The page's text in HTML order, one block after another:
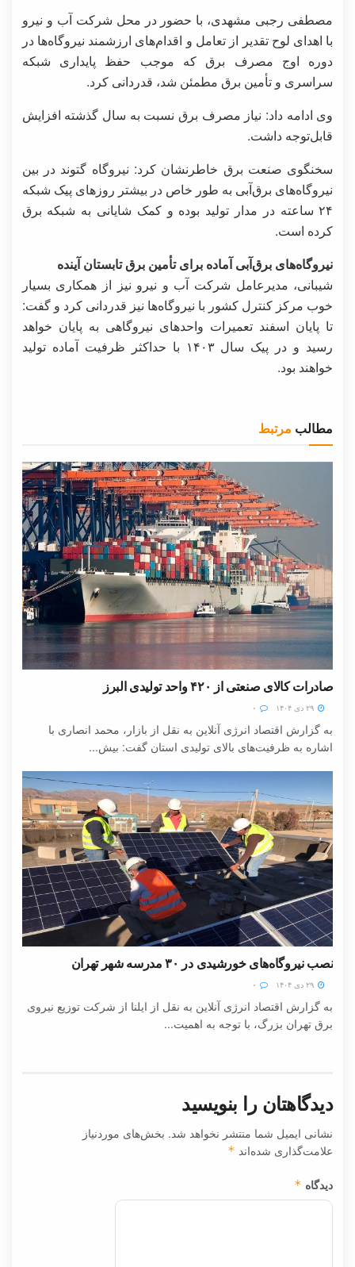
مصطفی رجبی مشهدی، با حضور در محل شرکت آب و نیرو
با اهدای لوح تقدیر از تعامل و اقدام‌های ارزشمند نیروگاه‌ها در
دوره اوج مصرف برق که موجب حفظ پایداری شبکه
سراسری و تأمین برق مطمئن شد، قدردانی کرد.
وی ادامه داد: نیاز مصرف برق نسبت به سال گذشته افزایش
قابل‌توجه داشت.
سخنگوی صنعت برق خاطرنشان کرد: نیروگاه گتوند در بین
نیروگاه‌های برق‌آبی به طور خاص در بیشتر روزهای پیک شبکه
۲۴ ساعته در مدار تولید بوده و کمک شایانی به شبکه برق
کرده است.
نیروگاه‌های برق‌آبی آماده برای تأمین برق تابستان آینده
شیبانی، مدیرعامل شرکت آب و نیرو نیز از همکاری بسیار
خوب مرکز کنترل کشور با نیروگاه‌ها نیز قدردانی کرد و گفت:
تا پایان اسفند تعمیرات واحدهای نیروگاهی به پایان خواهد
رسید و در پیک سال ۱۴۰۳ با حداکثر ظرفیت آماده تولید
خواهند بود.
مطالب مرتبط
صادرات کالای صنعتی از ۴۲۰ واحد تولیدی البرز
به گزارش اقتصاد انرژی آنلاین به نقل از بازار، محمد انصاری با
اشاره به ظرفیت‌های بالای تولیدی استان گفت: بیش...
نصب نیروگاه‌های خورشیدی در ۳۰ مدرسه شهر تهران
به گزارش اقتصاد انرژی آنلاین به نقل از ایلنا از شرکت توزیع نیروی
برق تهران بزرگ، با توجه به اهمیت...
دیدگاهتان را بنویسید
نشانی ایمیل شما منتشر نخواهد شد. بخش‌های موردنیاز
علامت‌گذاری شده‌اند *
دیدگاه *